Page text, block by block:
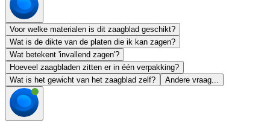
Voor welke materialen is dit zaagblad geschikt?
Wat is de dikte van de platen die ik kan zagen?
Wat betekent 'invallend zagen'?
Hoeveel zaagbladen zitten er in één verpakking?
Wat is het gewicht van het zaagblad zelf?
Andere vraag...